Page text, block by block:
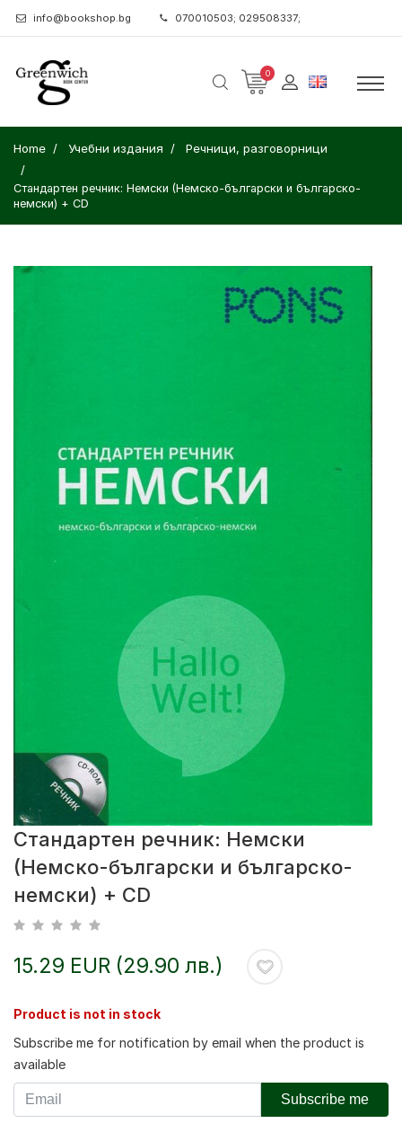
info@bookshop.bg 070010503; 029508337;
0
Home Учебни издания Речници, разговорници
Стандартен речник: Немски (Немско-български и българско-
немски) + CD
Стандартен речник: Немски
(Немско-български и българско-
немски) + CD
15.29 EUR (29.90 лв.)
Product is not in stock
Subscribe me for notification by email when the product is
available
Subscribe me